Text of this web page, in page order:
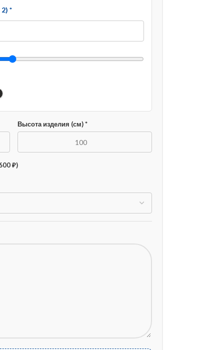
*
Высота изделия (см) *
₽)